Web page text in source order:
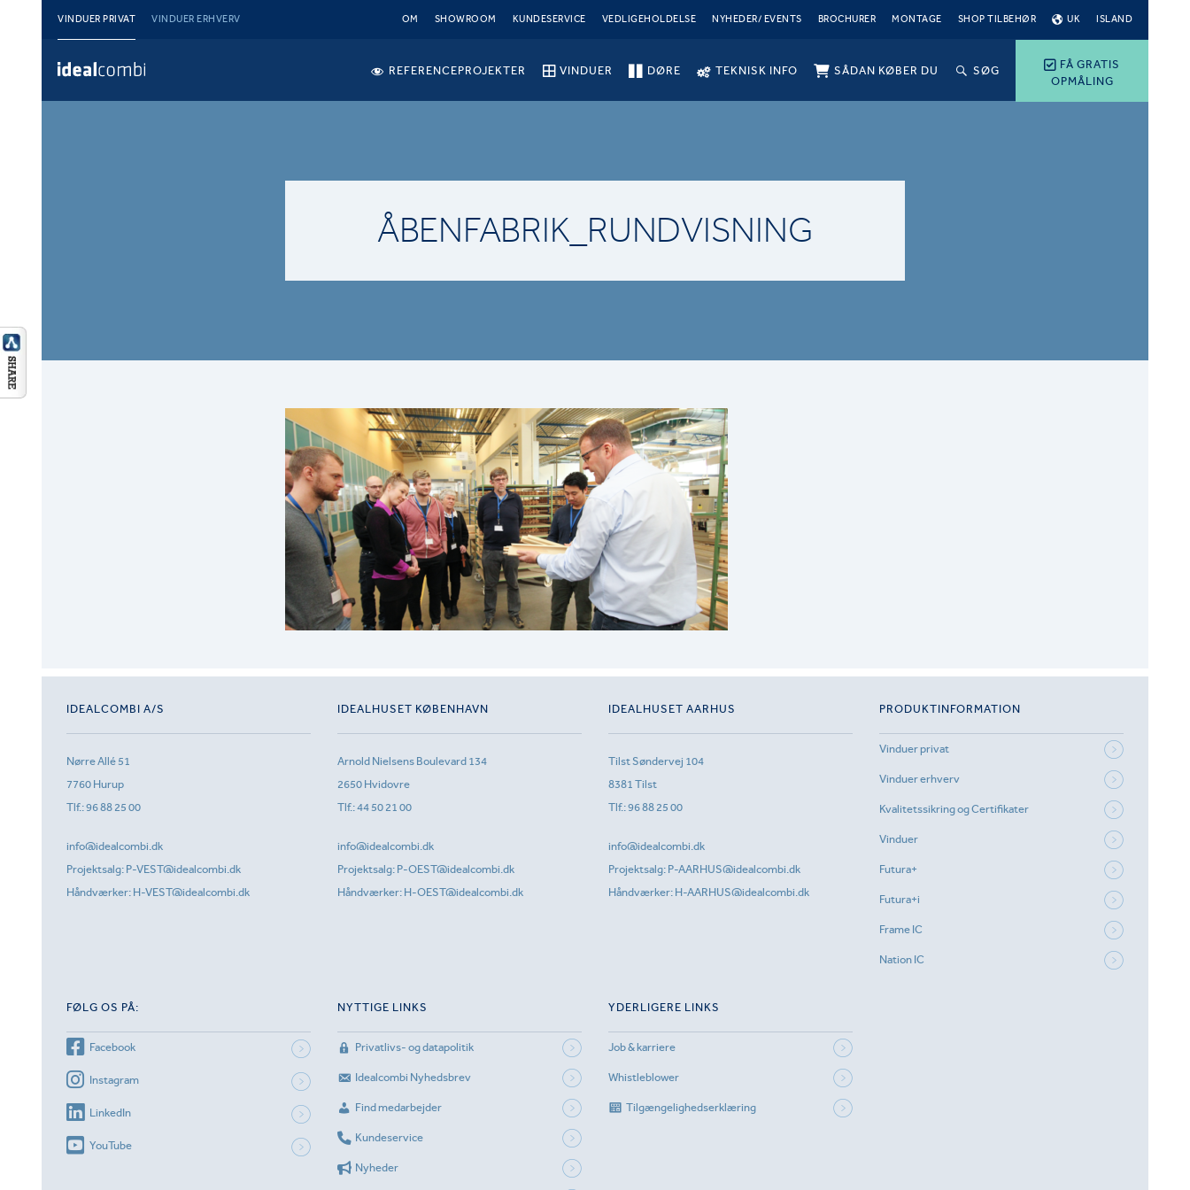
VINDUER PRIVAT VINDUER ERHVERV OM SHOWROOM KUNDESERVICE VEDLIGEHOLDELSE NYHEDER/ EVENTS BROCHURER MONTAGE SHOP TILBEHØR UK ISLAND
FÅ GRATIS
OPMÅLING
REFERENCEPROJEKTER VINDUER DØRE TEKNISK INFO SÅDAN KØBER DU SØG
ÅBENFABRIK_RUNDVISNING
IDEALCOMBI A/S
Nørre Allé 51
7760 Hurup
Tlf.:96 88 25 00
info@idealcombi.dk
Projektsalg: P-VEST@idealcombi.dk
Håndværker: H-VEST@idealcombi.dk
IDEALHUSET KØBENHAVN
Arnold Nielsens Boulevard 134
2650 Hvidovre
Tlf.:44 50 21 00
info@idealcombi.dk
Projektsalg: P-OEST@idealcombi.dk
Håndværker: H-OEST@idealcombi.dk
IDEALHUSET AARHUS
Tilst Søndervej 104
8381 Tilst
Tlf.:96 88 25 00
info@idealcombi.dk
Projektsalg: P-AARHUS@idealcombi.dk
Håndværker: H-AARHUS@idealcombi.dk
PRODUKTINFORMATION
Vinduer privat
Vinduer erhverv
Kvalitetssikring og Certifikater
Vinduer
Futura+
Futura+i
Frame IC
Nation IC
FØLG OS PÅ:
Facebook
Instagram
LinkedIn
YouTube
NYTTIGE LINKS
Privatlivs- og datapolitik
Idealcombi Nyhedsbrev
Find medarbejder
Kundeservice
Nyheder
YDERLIGERE LINKS
Job & karriere
Whistleblower
Tilgængelighedserklæring